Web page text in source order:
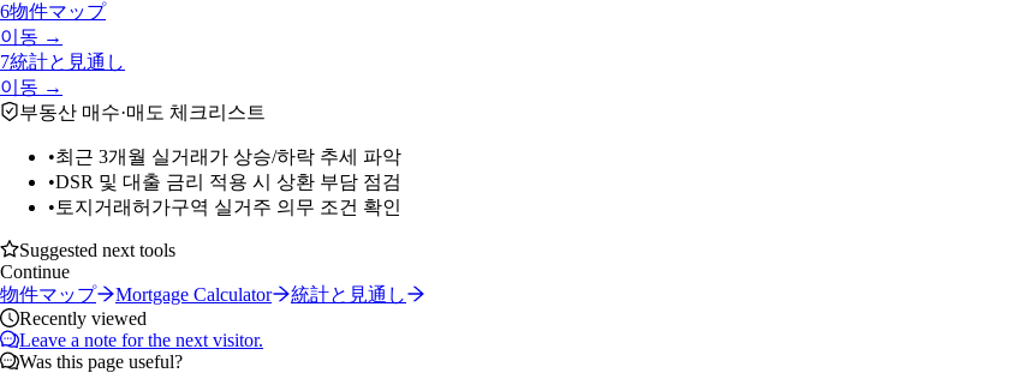
6物件マップ
이동 →
7統計と見通し
이동 →
부동산 매수·매도 체크리스트
•최근 3개월 실거래가 상승/하락 추세 파악
•DSR 및 대출 금리 적용 시 상환 부담 점검
• 토지거래허가구역 실거주 의무 조건 확인
Suggested next tools
Continue
物件マップ
Mortgage Calculator
統計と見通し
Recently viewed
Leave a note for the next visitor.
Was this page useful?